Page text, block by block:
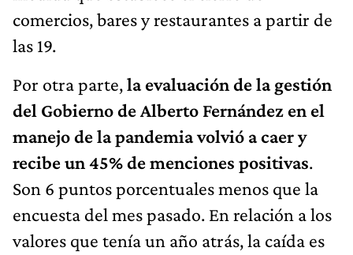
comercios, bares y restaurantes a partir de
las 19.
Por otra parte,la evaluación de la gestión
del Gobierno de Alberto Fernández en el
manejo de la pandemia volvió a caer y
recibe un 45% de menciones positivas.
Son 6 puntos porcentuales menos que la
encuesta del mes pasado. En relación a los
valores que tenía un año atrás, la caída es